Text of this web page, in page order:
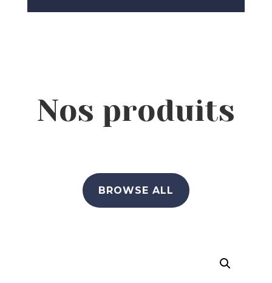
Nos produits
BROWSE ALL